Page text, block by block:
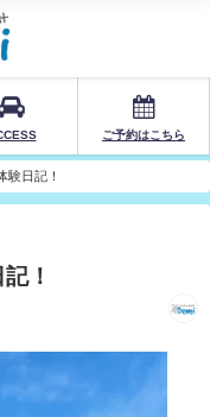
ご予約はこちら
日記！
！